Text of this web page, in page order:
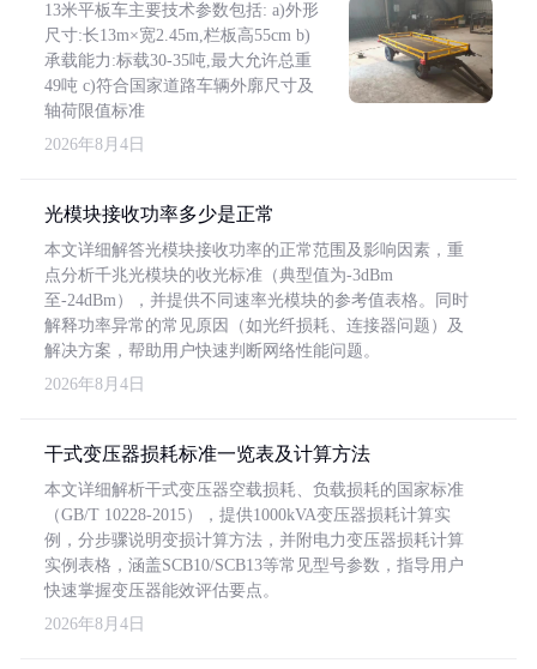
13米平板车主要技术参数包括: a)外形
尺寸:长13m×宽2.45m,栏板高55cm b)
承载能力:标载30-35吨,最大允许总重
49吨 c)符合国家道路车辆外廓尺寸及
轴荷限值标准
2026年8月4日
光模块接收功率多少是正常
本文详细解答光模块接收功率的正常范围及影响因素，重
点分析千兆光模块的收光标准（典型值为-3dBm
至-24dBm），并提供不同速率光模块的参考值表格。同时
解释功率异常的常见原因（如光纤损耗、连接器问题）及
解决方案，帮助用户快速判断网络性能问题。
2026年8月4日
干式变压器损耗标准一览表及计算方法
本文详细解析干式变压器空载损耗、负载损耗的国家标准
（GB/T 10228-2015），提供1000kVA变压器损耗计算实
例，分步骤说明变损计算方法，并附电力变压器损耗计算
实例表格，涵盖SCB10/SCB13等常见型号参数，指导用户
快速掌握变压器能效评估要点。
2026年8月4日